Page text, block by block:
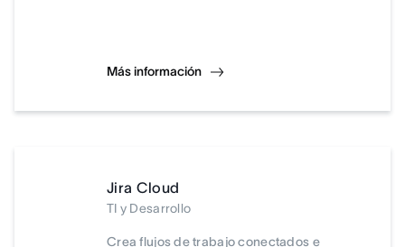
Más información
Jira Cloud
TI y Desarrollo
Crea flujos de trabajo conectados e